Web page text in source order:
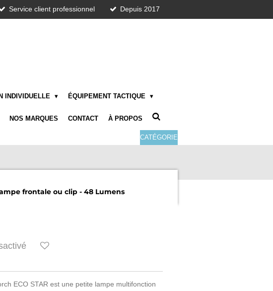
Service client professionnel Depuis 2017
INDIVIDUELLE ÉQUIPEMENT TACTIQUE
NOS MARQUES CONTACT À PROPOS
CATÉGORIE
frontale ou clip - 48 Lumens
ECO STAR est une petite lampe multifonction